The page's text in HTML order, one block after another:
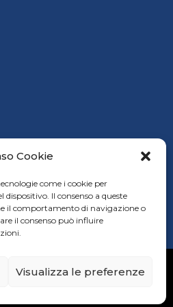
Cookie
come i cookie per
Il consenso a queste
il comportamento di navigazione o
il consenso può influire
Visualizza le preferenze